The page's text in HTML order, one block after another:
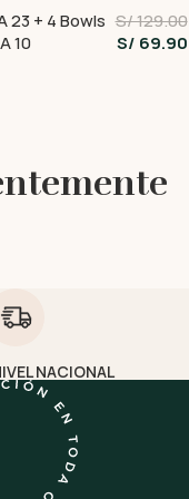
23 + 4 Bowls
10
S/ 129.00
S/ 69.90
NACIONAL